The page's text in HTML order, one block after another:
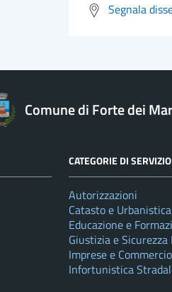
Segnala
Comune di Forte dei
CATEGORIE DI SERVIZIO
Autorizzazioni
Catasto e Urbanistica
Educazione e
Giustizia e Sicurezza
Imprese e Commercio
Infortunistica